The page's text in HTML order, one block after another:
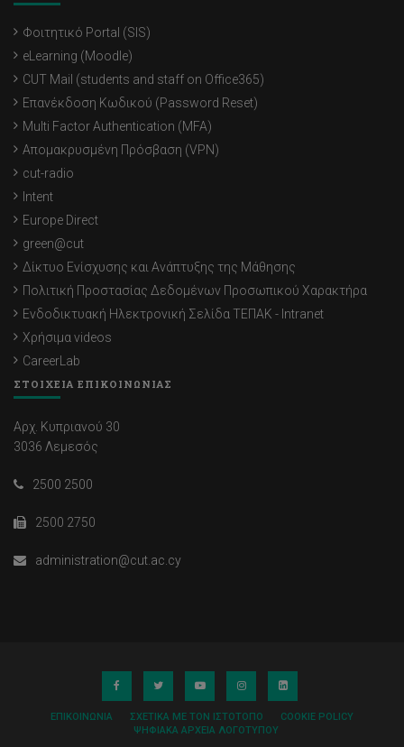
Φοιτητικό Portal (SIS)
eLearning (Moodle)
CUT Mail (students and staff on Office365)
Επανέκδοση Κωδικού (Password Reset)
Multi Factor Authentication (MFA)
Απομακρυσμένη Πρόσβαση (VPN)
cut-radio
Intent
Europe Direct
green@cut
Δίκτυο Ενίσχυσης και Ανάπτυξης της Μάθησης
Πολιτική Προστασίας Δεδομένων Προσωπικού Χαρακτήρα
Ενδοδικτυακή Ηλεκτρονική Σελίδα ΤΕΠΑΚ - Intranet
Χρήσιμα videos
CareerLab
ΣΤΟΙΧΕΙΑ ΕΠΙΚΟΙΝΩΝΙΑΣ
Αρχ. Κυπριανού 30
3036 Λεμεσός
2500 2500
2500 2750
administration@cut.ac.cy
ΕΠΙΚΟΙΝΩΝΊΑ ΣΧΕΤΙΚΆ ΜΕ ΤΟΝ ΙΣΤΌΤΟΠΟ
COOKIE POLICY
ΨΗΦΙΑΚΆ ΑΡΧΕΊΑ ΛΟΓΌΤΥΠΟΥ